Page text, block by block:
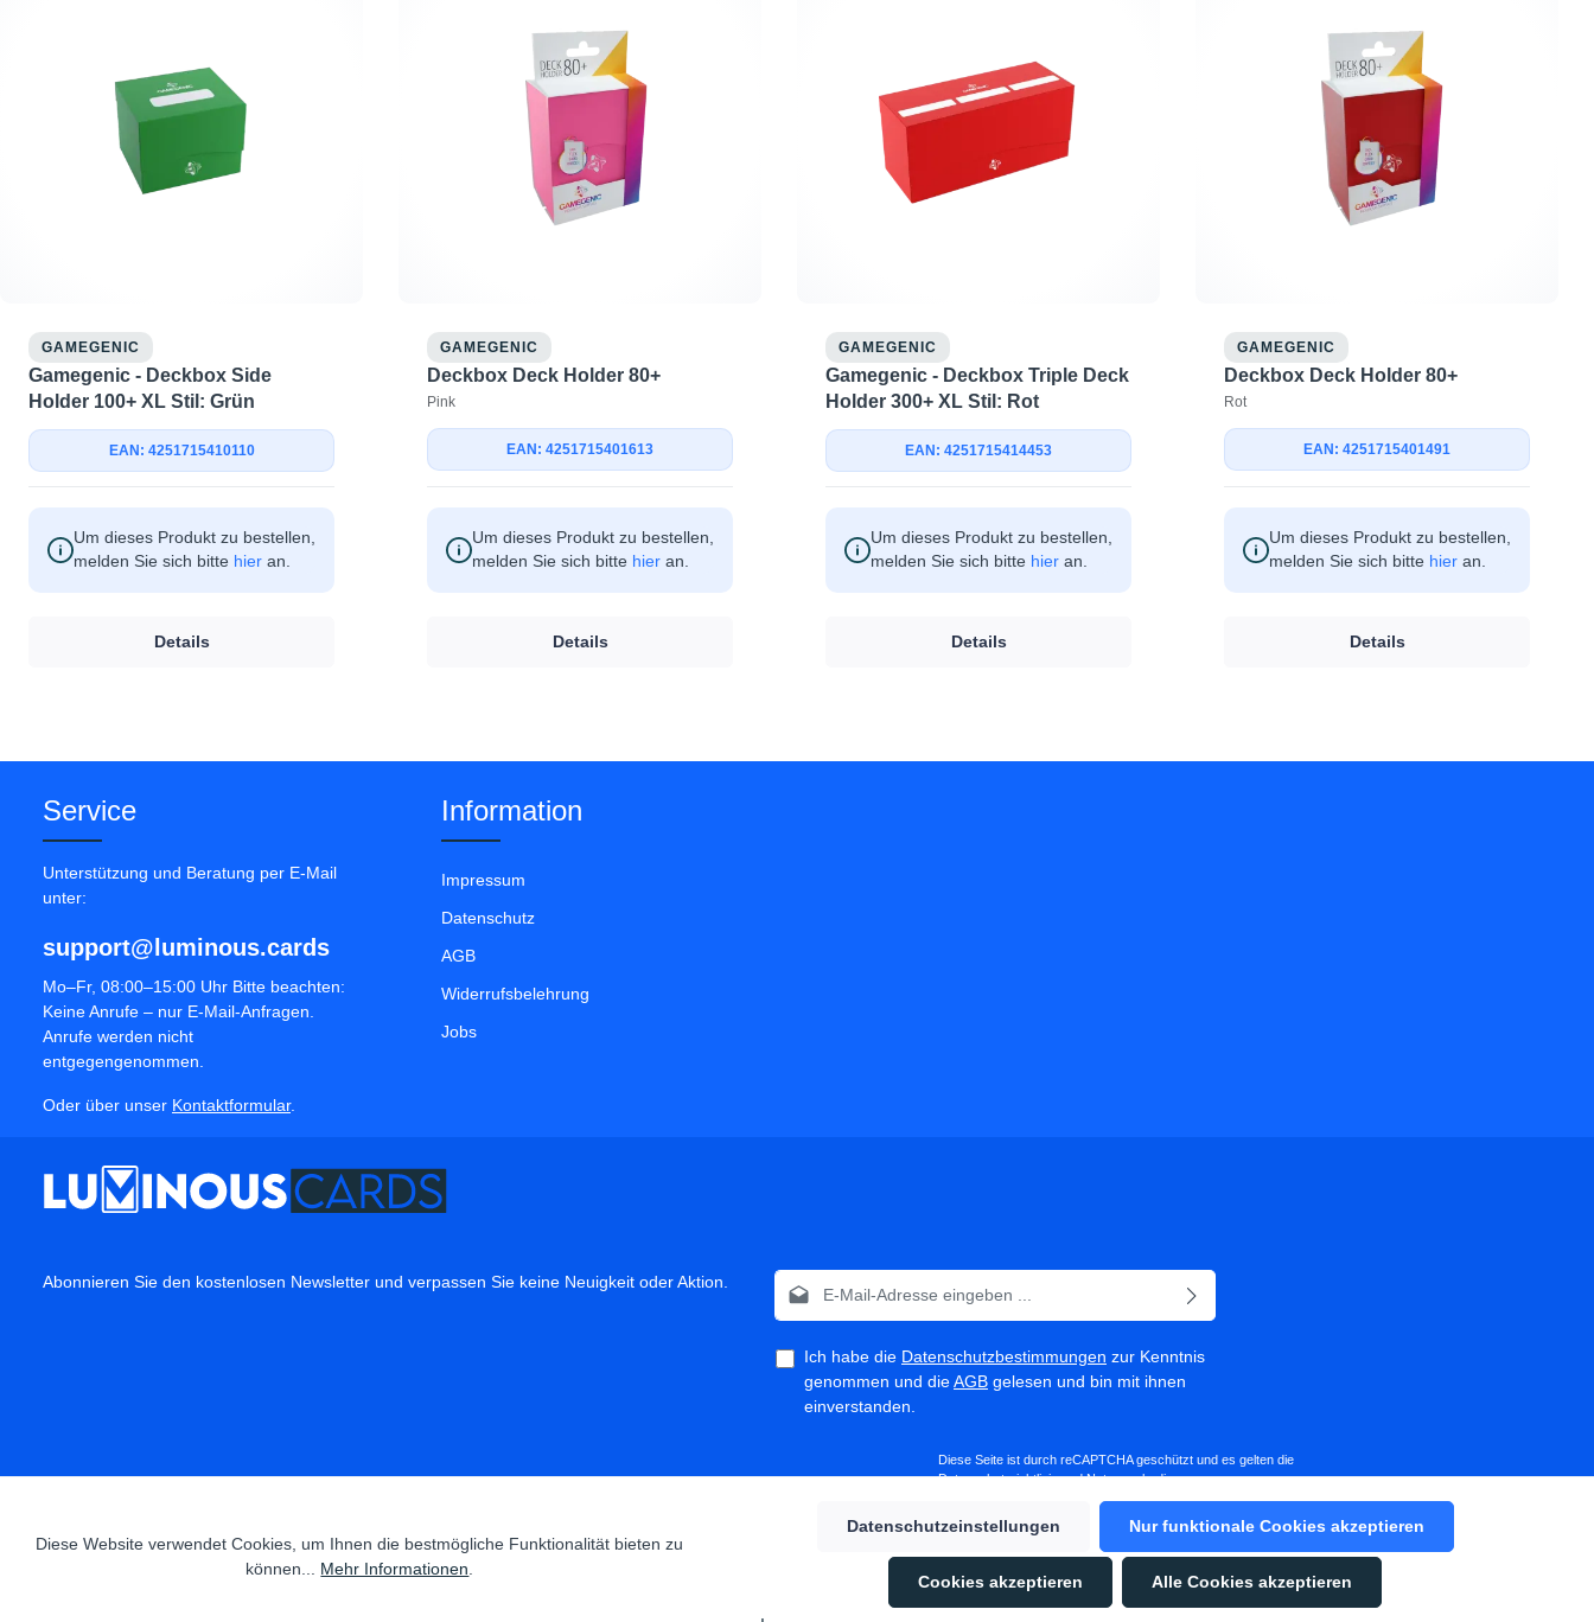
GAMEGENIC
Gamegenic - Deckbox Side
Holder 100+ XL Stil: Grün
EAN: 4251715410110
Um dieses Produkt zu bestellen,
melden Sie sich bitte hier an.
Details
GAMEGENIC
Deckbox Deck Holder 80+
Pink
EAN: 4251715401613
Um dieses Produkt zu bestellen,
melden Sie sich bitte hier an.
Details
GAMEGENIC
Gamegenic - Deckbox Triple Deck
Holder 300+ XL Stil: Rot
EAN: 4251715414453
Um dieses Produkt zu bestellen,
melden Sie sich bitte hier an.
Details
GAMEGENIC
Deckbox Deck Holder 80+
Rot
EAN: 4251715401491
Um dieses Produkt zu bestellen,
melden Sie sich bitte hier an.
Details
Service
Unterstützung und Beratung per E-Mail
unter:
support@luminous.cards
Mo–Fr, 08:00–15:00 Uhr Bitte beachten:
Keine Anrufe – nur E-Mail-Anfragen.
Anrufe werden nicht
entgegengenommen.
Oder über unser Kontaktformular.
Information
Impressum
Datenschutz
AGB
Widerrufsbelehrung
Jobs
Abonnieren Sie den kostenlosen Newsletter und verpassen Sie keine Neuigkeit oder Aktion. E-Mail-Adresse*
Ich habe die Datenschutzbestimmungen zur Kenntnis
genommen und dieAGB gelesen und bin mit ihnen
einverstanden.
Diese Seite ist durch reCAPTCHA geschützt und es gelten die
DatenschutzrichtlinieundNutzungsbedingungen.
Die mit einem Stern (*) markierten Felder sind Pflichtfelder.
Diese Website verwendet Cookies, um Ihnen die bestmögliche Funktionalität bieten zu
können... Mehr Informationen
Datenschutzeinstellungen Nur funktionale Cookies akzeptieren
Cookies akzeptieren Alle Cookies akzeptieren